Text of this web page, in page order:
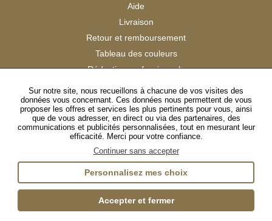
Aide
Livraison
Retour et remboursement
Tableau des couleurs
Réduction professionnels
Satisfaction Clients
SUIVEZ-NOUS
InstagramTikTokFacebookYouTubeLinkedIn
Sur notre site, nous recueillons à chacune de vos visites des
données vous concernant. Ces données nous permettent de vous
proposer les offres et services les plus pertinents pour vous, ainsi
que de vous adresser, en direct ou via des partenaires, des
communications et publicités personnalisées, tout en mesurant leur
efficacité. Merci pour votre confiance.
Continuer sans accepter
Personnalisez mes choix
Accepter et fermer